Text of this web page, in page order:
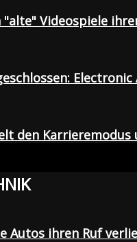
"alte" Videospiele
den
Autos ihren Ruf